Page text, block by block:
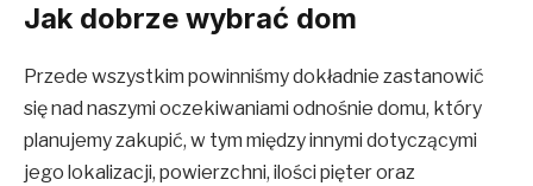
Jak dobrze wybrać dom
Przede wszystkim powinniśmy dokładnie zastanowić
się nad naszymi oczekiwaniami odnośnie domu, który
planujemy zakupić, w tym między innymi dotyczącymi
jego lokalizacji, powierzchni, ilości pięter oraz